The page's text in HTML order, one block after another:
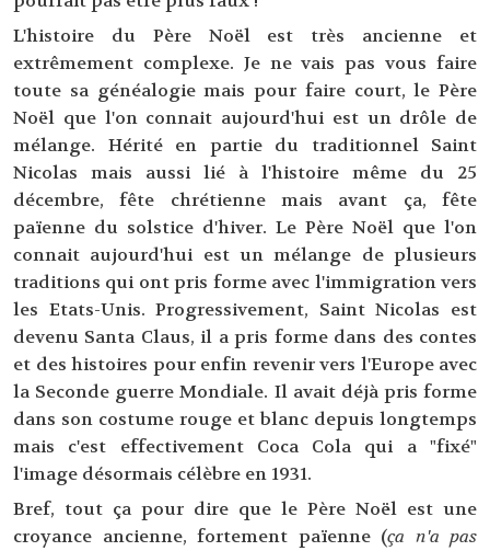
L'histoire du Père Noël est très ancienne et
extrêmement complexe. Je ne vais pas vous faire
toute sa généalogie mais pour faire court, le Père
Noël que l'on connait aujourd'hui est un drôle de
mélange. Hérité en partie du traditionnel Saint
Nicolas mais aussi lié à l'histoire même du 25
décembre, fête chrétienne mais avant ça, fête
païenne du solstice d'hiver. Le Père Noël que l'on
connait aujourd'hui est un mélange de plusieurs
traditions qui ont pris forme avec l'immigration vers
les Etats-Unis. Progressivement, Saint Nicolas est
devenu Santa Claus, il a pris forme dans des contes
et des histoires pour enfin revenir vers l'Europe avec
la Seconde guerre Mondiale. Il avait déjà pris forme
dans son costume rouge et blanc depuis longtemps
mais c'est effectivement Coca Cola qui a "fixé"
l'image désormais célèbre en 1931.
Bref, tout ça pour dire que le Père Noël est une
croyance ancienne, fortement païenne (ça n'a pas